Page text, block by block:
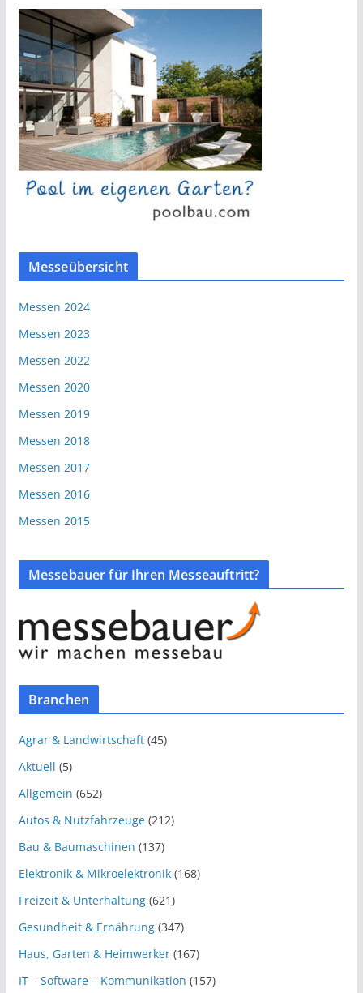
Messeübersicht
Messen 2024
Messen 2023
Messen 2022
Messen 2020
Messen 2019
Messen 2018
Messen 2017
Messen 2016
Messen 2015
Messebauer für Ihren Messeauftritt?
Branchen
Agrar & Landwirtschaft(45)
Aktuell (5)
Allgemein (652)
Autos & Nutzfahrzeuge(212)
Bau & Baumaschinen (137)
Elektronik & Mikroelektronik(168)
Freizeit & Unterhaltung(621)
Gesundheit & Ernährung(347)
Haus, Garten & Heimwerker(167)
IT – Software – Kommunikation (157)